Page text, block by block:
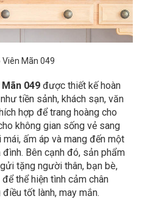
Viên Mãn 049
049 được thiết kế hoàn
tiền sảnh, khách sạn, văn
hợp để trang hoàng cho
không gian sống vẻ sang
ấm áp và mang đến một
Bên cạnh đó, sản phẩm
tặng người thân, bạn bè,
thể hiện tình cảm chân
tốt lành, may mắn.